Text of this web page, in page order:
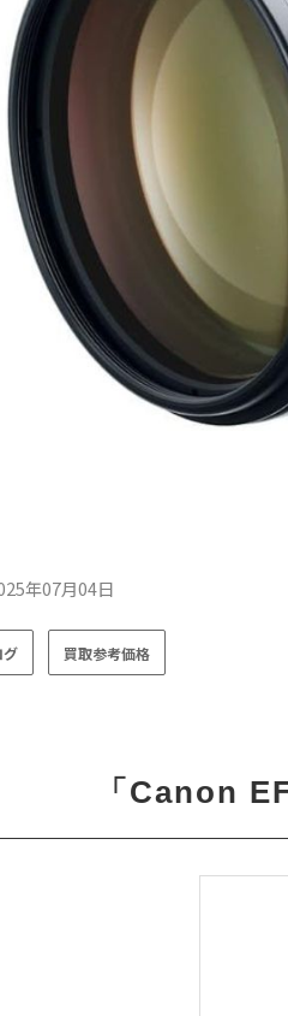
年07月04日
グ 買取参考価格
「Canon